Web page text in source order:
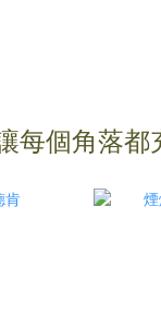
每個角落都